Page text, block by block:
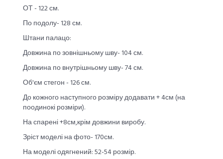
ОТ - 122 см.
По подолу- 128 см.
Штани палацо:
Довжина по зовнішньому шву- 104 см.
Довжина по внутрішньому шву- 74 см.
Об'єм стегон - 126 см.
До кожного наступного розміру додавати + 4см (на
поодинокі розміри).
На спарені +8см,крім довжини виробу.
Зріст моделі на фото- 170см.
На моделі одягнений: 52-54 розмір.